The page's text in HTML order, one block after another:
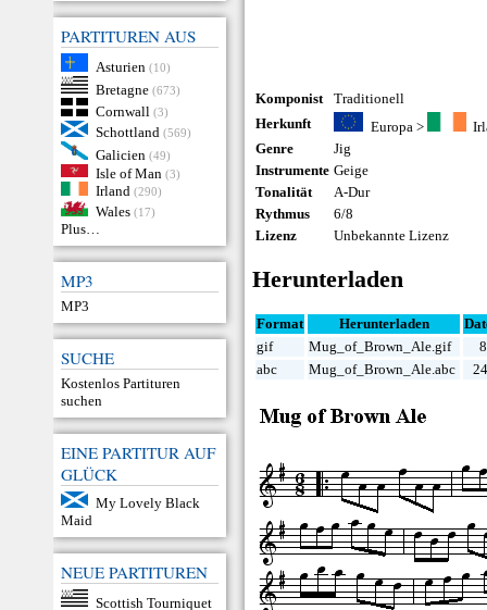
PARTITUREN AUS
Asturien (10)
Bretagne (673)
Cornwall (3)
Schottland (569)
Galicien (49)
Isle of Man (3)
Irland (290)
Wales (17)
Plus…
MP3
MP3
SUCHE
Kostenlos Partituren
suchen
EINE PARTITUR AUF
GLÜCK
My Lovely Black
Maid
NEUE PARTITUREN
Scottish Tourniquet
Komponist
Traditionell
Herkunft
Europa>
Genre
Jig
Instrumente Geige
Tonalität
A-Dur
Rythmus
6/8
Lizenz
Unbekannte Lizenz
Herunterladen
Format Herunterladen
gif
Mug_of_Brown_Ale.gif
abc
Mug_of_Brown_Ale.abc